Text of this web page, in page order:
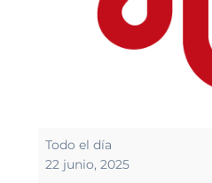
Colecta
Cáritas
Diocesana.
Todo el día
22 junio, 2025